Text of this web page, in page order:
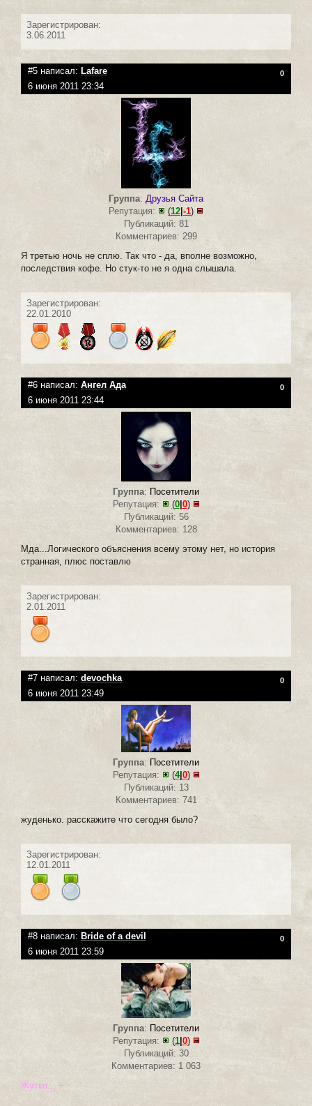
Зарегистрирован:
3.06.2011
#5 написал: Lafare 0
6 июня 2011 23:34
Группа: Друзья Сайта
Репутация:
(12 -1)
Публикаций: 81
Комментариев: 299
Я третью ночь не сплю. Так что - да, вполне возможно,
последствия кофе. Но стук-то не я одна слышала.
Зарегистрирован:
22.01.2010
#6 написал: Ангел Ада 0
6 июня 2011 23:44
Группа: Посетители
Репутация:
(0| 0)
Публикаций: 56
Комментариев: 128
Мда...Логического объяснения всему этому нет, но история
странная, плюс поставлю
Зарегистрирован:
2.01.2011
#7 написал: devochka 0
6 июня 2011 23:49
Группа: Посетители
Репутация:
(4| 0)
Публикаций: 13
Комментариев: 741
жуденько. расскажите что сегодня было?
Зарегистрирован:
12.01.2011
#8 написал: Bride of a devil 0
6 июня 2011 23:59
Группа: Посетители
Репутация:
(1| 0)
Публикаций: 30
Комментариев: 1 063
Жутко... +